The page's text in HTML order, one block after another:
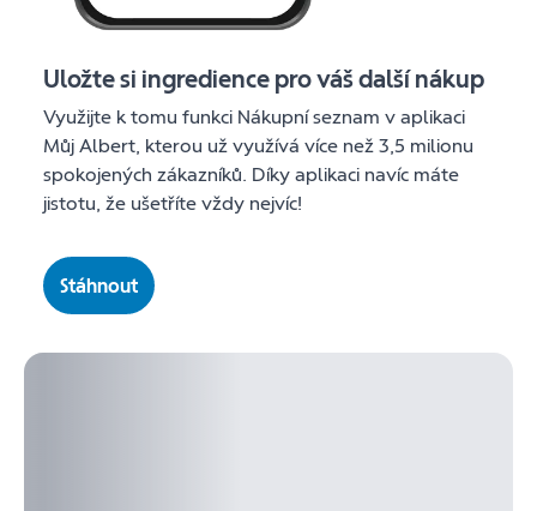
Uložte si ingredience pro váš další nákup
Využijte k tomu funkci Nákupní seznam v aplikaci
Můj Albert, kterou už využívá více než 3,5 milionu
spokojených zákazníků. Díky aplikaci navíc máte
jistotu, že ušetříte vždy nejvíc!
Stáhnout